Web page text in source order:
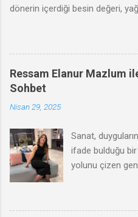
dönerin içerdiği besin değeri,
makalede, tavuk dönerin
tüketim ipuçları hakkında bilgi
Ressam Elanur Mazlum
Sohbet
Nisan 29, 2025
Sanat,
ifade bulduğu
yolunu çizen
çekiyor.
dünyasında